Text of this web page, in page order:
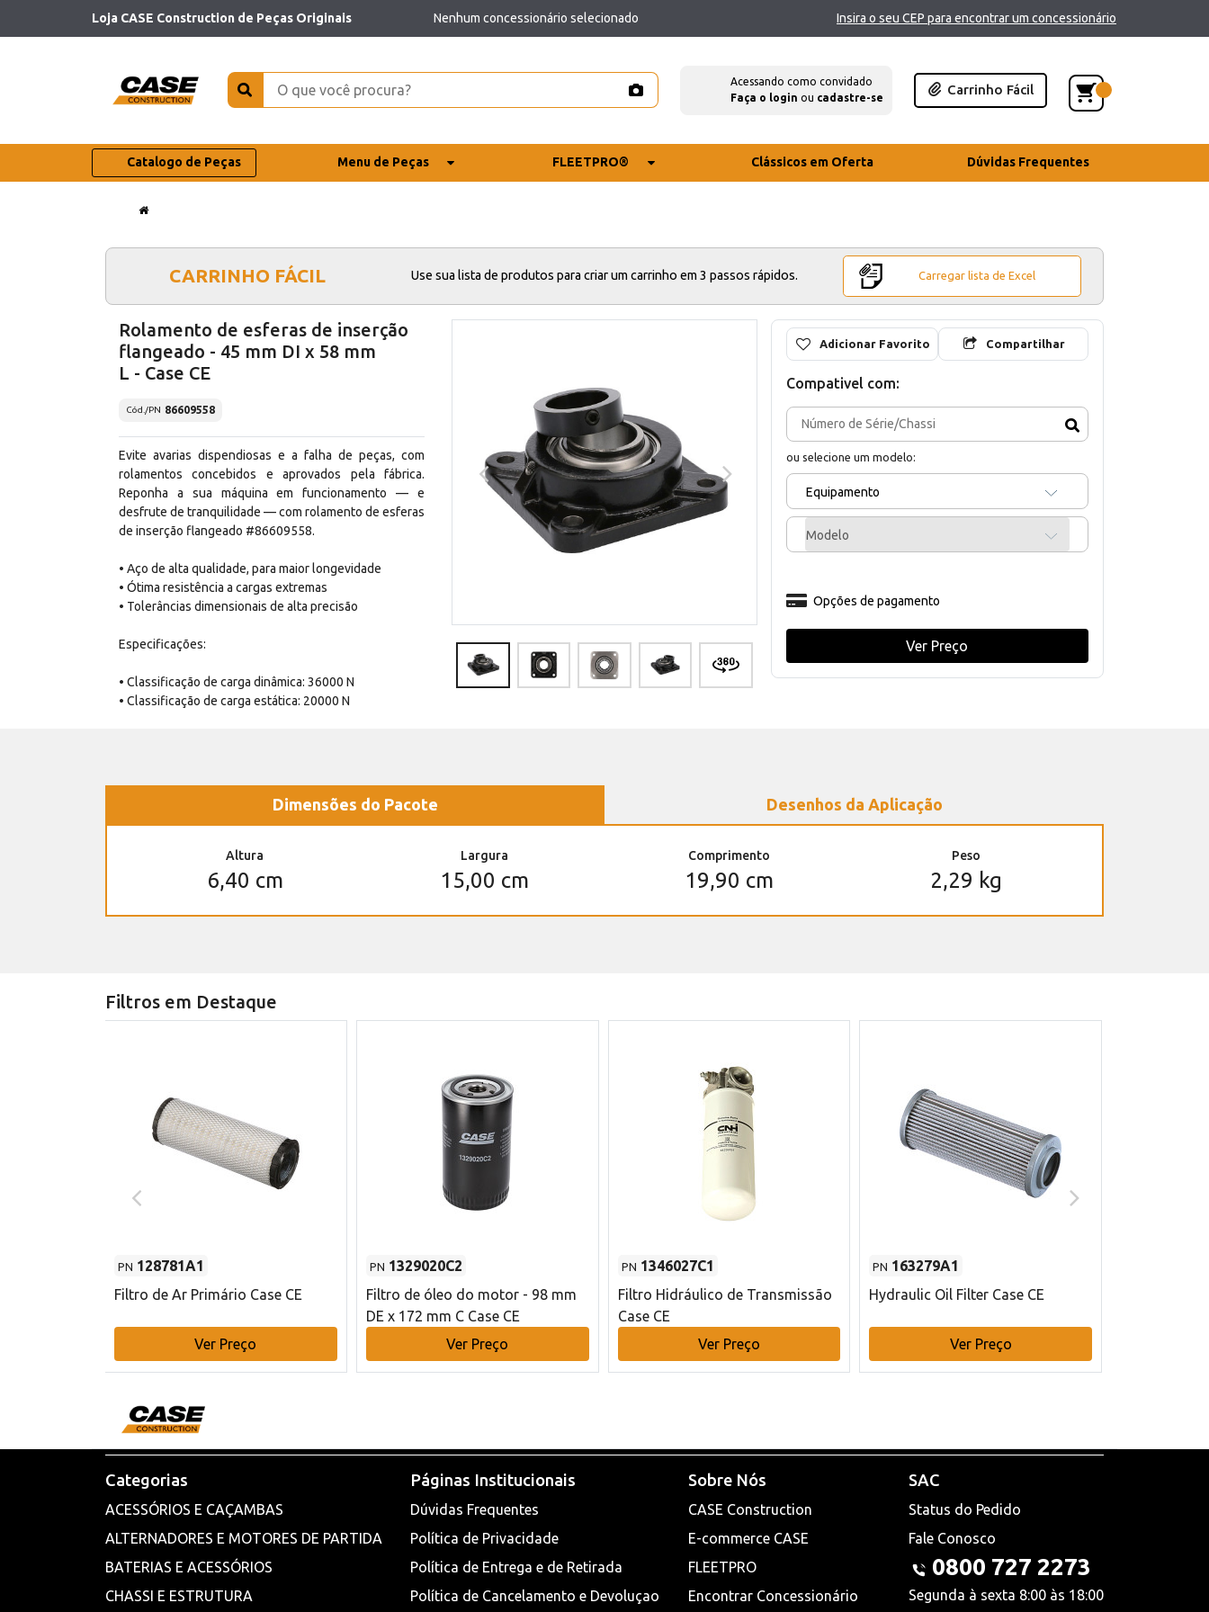
Loja CASE Construction de Peças Originais Nenhum concessionário selecionado Insira o seu CEP para encontrar um concessionário
Acessando como convidado
Faça o login ou cadastre-se
Carrinho Fácil
Catalogo de Peças Menu de Peças FLEETPRO® Clássicos em Oferta Dúvidas Frequentes
CARRINHO FÁCIL Use sua lista de produtos para criar um carrinho em 3 passos rápidos. Carregar lista de Excel
Rolamento de esferas de inserção
flangeado - 45 mm DI x 58 mm
L - Case CE
Cód./PN 86609558
Evite avarias dispendiosas e a falha de peças, com
rolamentos concebidos e aprovados pela fábrica.
Reponha a sua máquina em funcionamento — e
desfrute de tranquilidade — com rolamento de esferas
de inserção flangeado #86609558.
• Aço de alta qualidade, para maior longevidade
• Ótima resistência a cargas extremas
• Tolerâncias dimensionais de alta precisão
Especificações:
• Classificação de carga dinâmica: 36000 N
• Classificação de carga estática: 20000 N
Adicionar Favorito Compartilhar
Compativel com:
ou selecione um modelo:
Equipamento
Modelo
Opções de pagamento
Ver Preço
Dimensões do Pacote Desenhos da Aplicação
Altura
6,40 cm
Largura
15,00 cm
Comprimento
19,90 cm
Peso
2,29 kg
Filtros em Destaque
PN 128781A1
Filtro de Ar Primário Case CE
Ver Preço
PN 1329020C2
Filtro de óleo do motor - 98 mm
DE x 172 mm C Case CE
Ver Preço
PN 1346027C1
Filtro Hidráulico de Transmissão
Case CE
Ver Preço
PN 163279A1
Hydraulic Oil Filter Case CE
Ver Preço
Categorias
ACESSÓRIOS E CAÇAMBAS
ALTERNADORES E MOTORES DE PARTIDA
BATERIAS E ACESSÓRIOS
CHASSI E ESTRUTURA
Páginas Institucionais
Dúvidas Frequentes
Política de Privacidade
Política de Entrega e de Retirada
Política de Cancelamento e Devoluçao
Sobre Nós
CASE Construction
E-commerce CASE
FLEETPRO
Encontrar Concessionário
SAC
Status do Pedido
Fale Conosco
0800 727 2273
Segunda à sexta 8:00 às 18:00